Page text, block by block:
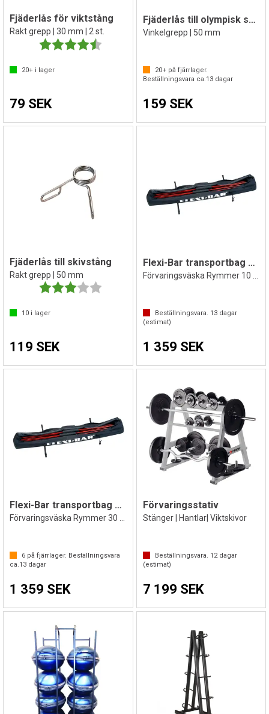
Fjäderlås för viktstång
Rakt grepp | 30 mm | 2 st.
Betyg:
4.8 utav 5 stjärnor
20+ i lager
79 SEK
Fjäderlås till olympisk skivstång
Vinkelgrepp | 50 mm
20+på fjärrlager.
Beställningsvara ca. 13dagar
159 SEK
Fjäderlås till skivstång
Rakt grepp | 50 mm
Betyg:
3.0 utav 5 stjärnor
10 i lager
119 SEK
Flexi-Bar transportbag 155x28x28cm
Förvaringsväska Rymmer 10 st.
Beställningsvara. 13dagar
(estimat)
1 359 SEK
Flexi-Bar transportbag 155x30x30cm
Förvaringsväska Rymmer 30 st.
6 på fjärrlager. Beställningsvara
ca.13 dagar
1 359 SEK
Förvaringsstativ
Stänger | Hantlar| Viktskivor
Beställningsvara. 12dagar
(estimat)
7 199 SEK